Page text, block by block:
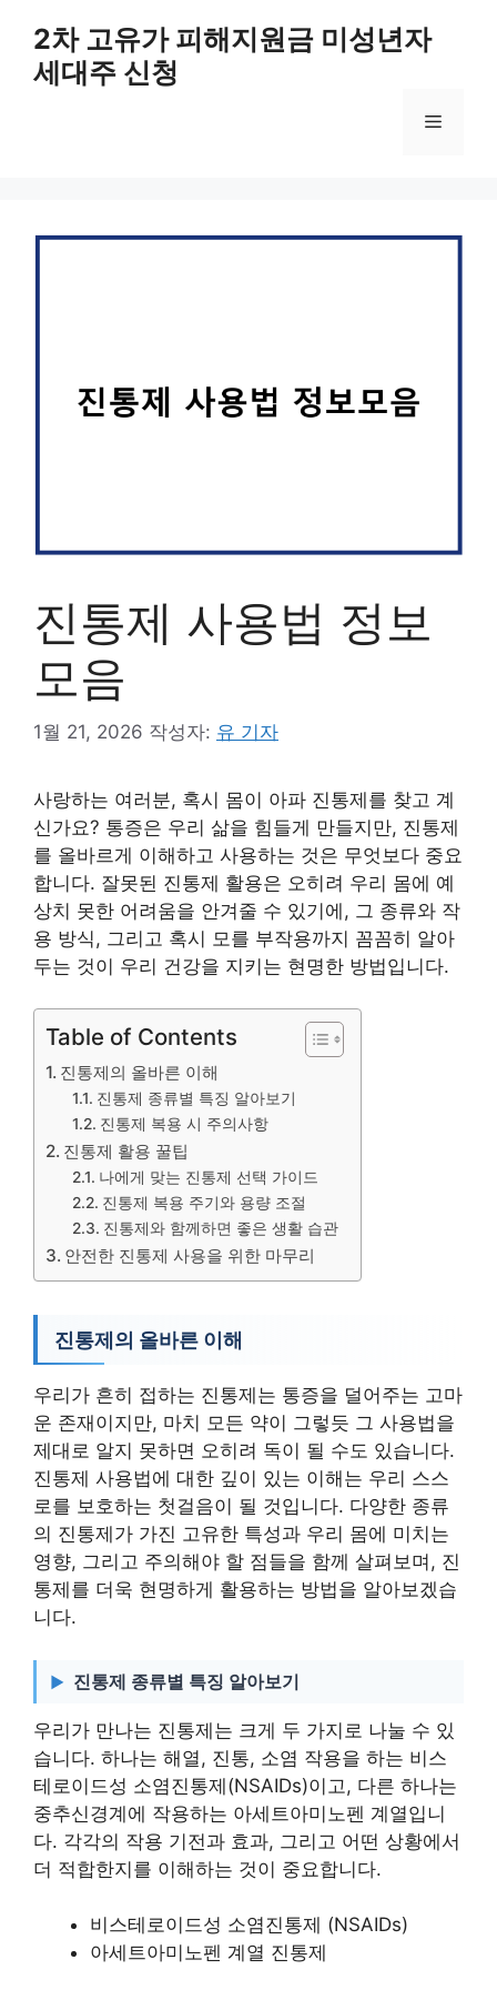
2차 고유가 피해지원금 미성년자
세대주 신청
메
진통제 사용법 정보
모음
1월 21, 2026 작성자: 유 기자
사랑하는 여러분, 혹시 몸이 아파 진통제를 찾고 계
신가요? 통증은 우리 삶을 힘들게 만들지만, 진통제
를 올바르게 이해하고 사용하는 것은 무엇보다 중요
합니다. 잘못된 진통제 활용은 오히려 우리 몸에 예
상치 못한 어려움을 안겨줄 수 있기에, 그 종류와 작
용 방식, 그리고 혹시 모를 부작용까지 꼼꼼히 알아
두는 것이 우리 건강을 지키는 현명한 방법입니다.
Table of Contents
진통제의 올바른 이해
진통제 종류별 특징 알아보기
진통제 복용 시 주의사항
진통제 활용 꿀팁
나에게 맞는 진통제 선택 가이드
진통제 복용 주기와 용량 조절
진통제와 함께하면 좋은 생활 습관
안전한 진통제 사용을 위한 마무리
진통제의 올바른 이해
우리가 흔히 접하는 진통제는 통증을 덜어주는 고마
운 존재이지만, 마치 모든 약이 그렇듯 그 사용법을
제대로 알지 못하면 오히려 독이 될 수도 있습니다.
진통제 사용법에 대한 깊이 있는 이해는 우리 스스
로를 보호하는 첫걸음이 될 것입니다. 다양한 종류
의 진통제가 가진 고유한 특성과 우리 몸에 미치는
영향, 그리고 주의해야 할 점들을 함께 살펴보며, 진
통제를 더욱 현명하게 활용하는 방법을 알아보겠습
니다.
진통제 종류별 특징 알아보기
우리가 만나는 진통제는 크게 두 가지로 나눌 수 있
습니다. 하나는 해열, 진통, 소염 작용을 하는 비스
테로이드성 소염진통제(NSAIDs)이고, 다른 하나는
중추신경계에 작용하는 아세트아미노펜 계열입니
다. 각각의 작용 기전과 효과, 그리고 어떤 상황에서
더 적합한지를 이해하는 것이 중요합니다.
비스테로이드성 소염진통제 (NSAIDs)
아세트아미노펜 계열 진통제